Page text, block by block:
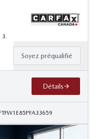
3.
Soyez préqualifié
Détails